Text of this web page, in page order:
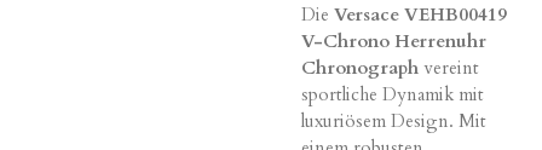
Die Versace VEHB00419
V-Chrono Herrenuhr
Chronograph vereint
sportliche Dynamik mit
luxuriösem Design. Mit